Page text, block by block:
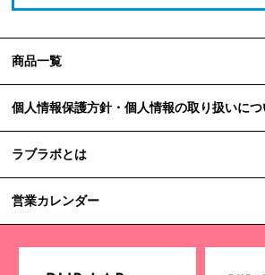
商品一覧
個人情報保護方針・個人情報の取り扱いにつ
ラブラボとは
営業カレンダー